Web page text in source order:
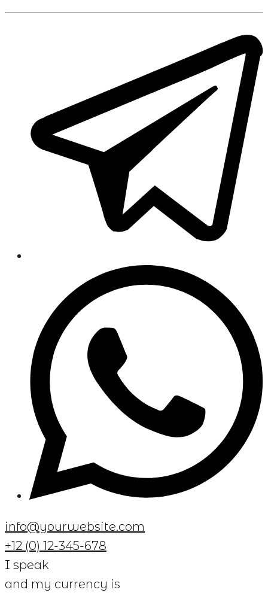
info@yourwebsite.com
+12 (0) 12-345-678
I speak
and my currency is